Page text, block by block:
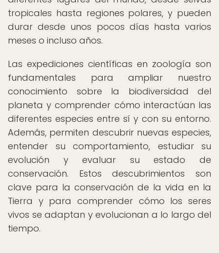
tropicales hasta regiones polares, y pueden
durar desde unos pocos días hasta varios
meses o incluso años.
Las expediciones científicas en zoología son
fundamentales para ampliar nuestro
conocimiento sobre la biodiversidad del
planeta y comprender cómo interactúan las
diferentes especies entre sí y con su entorno.
Además, permiten descubrir nuevas especies,
entender su comportamiento, estudiar su
evolución y evaluar su estado de
conservación. Estos descubrimientos son
clave para la conservación de la vida en la
Tierra y para comprender cómo los seres
vivos se adaptan y evolucionan a lo largo del
tiempo.